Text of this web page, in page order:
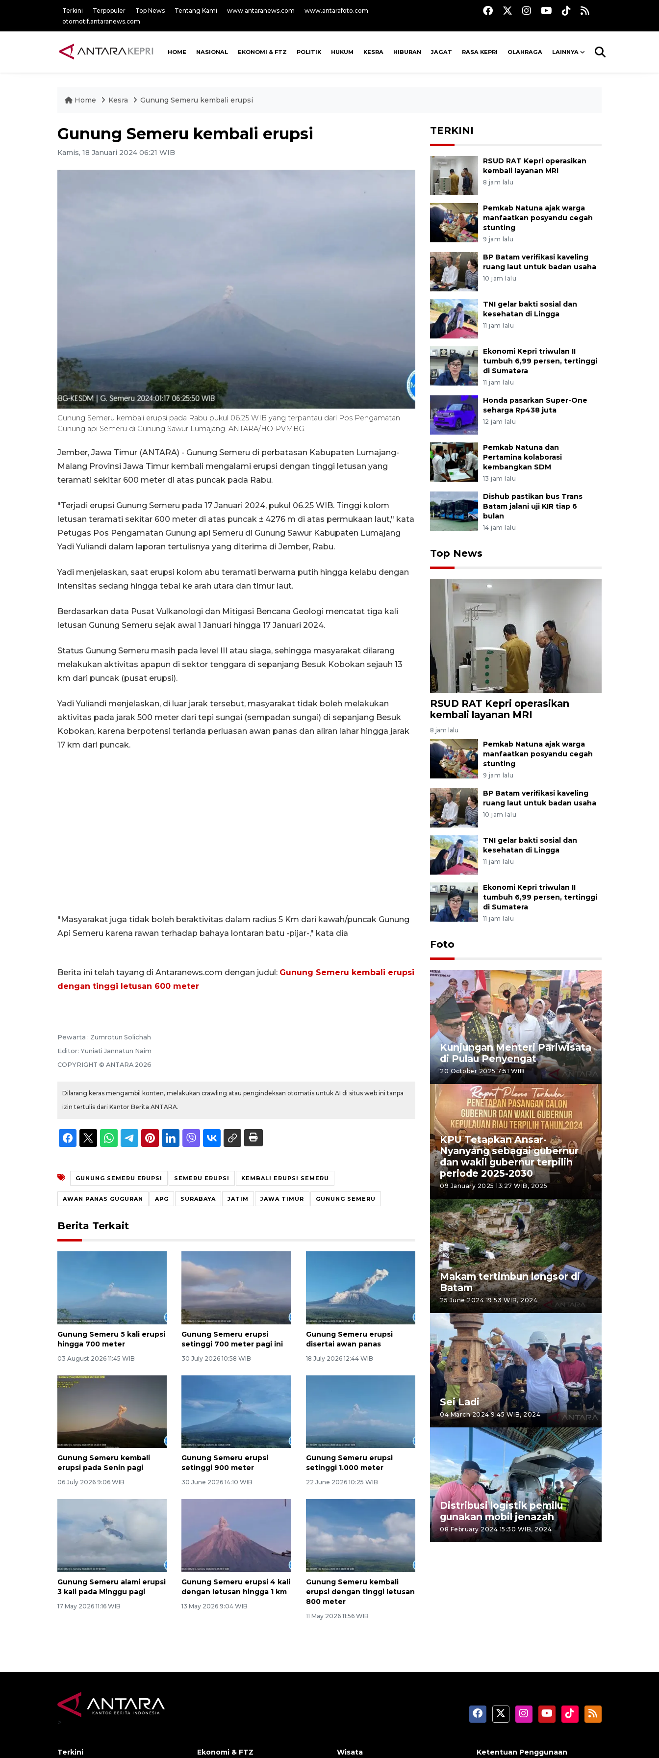
Terkini Terpopuler Top News Tentang Kami www.antaranews.com
www.antarafoto.com
otomotif.antaranews.com
HOME NASIONAL EKONOMI & FTZ POLITIK HUKUM KESRA HIBURAN JAGAT RASA KEPRI OLAHRAGA LAINNYA
Home Kesra Gunung Semeru kembali erupsi
Gunung Semeru kembali erupsi
Kamis, 18 Januari 2024 06:21 WIB
Gunung Semeru kembali erupsi pada Rabu pukul 06.25 WIB yang terpantau dari Pos Pengamatan
Gunung api Semeru di Gunung Sawur Lumajang. ANTARA/HO-PVMBG.
Jember, Jawa Timur (ANTARA) - Gunung Semeru di perbatasan Kabupaten Lumajang-
Malang Provinsi Jawa Timur kembali mengalami erupsi dengan tinggi letusan yang
teramati sekitar 600 meter di atas puncak pada Rabu.
"Terjadi erupsi Gunung Semeru pada 17 Januari 2024, pukul 06.25 WIB. Tinggi kolom
letusan teramati sekitar 600 meter di atas puncak ± 4276 m di atas permukaan laut," kata
Petugas Pos Pengamatan Gunung api Semeru di Gunung Sawur Kabupaten Lumajang
Yadi Yuliandi dalam laporan tertulisnya yang diterima di Jember, Rabu.
Yadi menjelaskan, saat erupsi kolom abu teramati berwarna putih hingga kelabu dengan
intensitas sedang hingga tebal ke arah utara dan timur laut.
Berdasarkan data Pusat Vulkanologi dan Mitigasi Bencana Geologi mencatat tiga kali
letusan Gunung Semeru sejak awal 1 Januari hingga 17 Januari 2024.
Status Gunung Semeru masih pada level III atau siaga, sehingga masyarakat dilarang
melakukan aktivitas apapun di sektor tenggara di sepanjang Besuk Kobokan sejauh 13
km dari puncak (pusat erupsi).
Yadi Yuliandi menjelaskan, di luar jarak tersebut, masyarakat tidak boleh melakukan
aktivitas pada jarak 500 meter dari tepi sungai (sempadan sungai) di sepanjang Besuk
Kobokan, karena berpotensi terlanda perluasan awan panas dan aliran lahar hingga jarak
17 km dari puncak.
"Masyarakat juga tidak boleh beraktivitas dalam radius 5 Km dari kawah/puncak Gunung
Api Semeru karena rawan terhadap bahaya lontaran batu -pijar-," kata dia
Berita ini telah tayang di Antaranews.com dengan judul: Gunung Semeru kembali erupsi
dengan tinggi letusan 600 meter
Pewarta : Zumrotun Solichah
Editor: Yuniati Jannatun Naim
COPYRIGHT © ANTARA 2026
Dilarang keras mengambil konten, melakukan crawling atau pengindeksan otomatis untuk AI di situs web ini tanpa
izin tertulis dari Kantor Berita ANTARA.
GUNUNG SEMERU ERUPSI SEMERU ERUPSI KEMBALI ERUPSI SEMERU
AWAN PANAS GUGURAN APG SURABAYA JATIM JAWA TIMUR GUNUNG SEMERU
Berita Terkait
Gunung Semeru 5 kali erupsi
hingga 700 meter
03 August 2026 11:45 WIB
Gunung Semeru erupsi
setinggi 700 meter pagi ini
30 July 2026 10:58 WIB
Gunung Semeru erupsi
disertai awan panas
18 July 2026 12:44 WIB
Gunung Semeru kembali
erupsi pada Senin pagi
06 July 2026 9:06 WIB
Gunung Semeru erupsi
setinggi 900 meter
30 June 2026 14:10 WIB
Gunung Semeru erupsi
setinggi 1.000 meter
22 June 2026 10:25 WIB
Gunung Semeru alami erupsi
3 kali pada Minggu pagi
17 May 2026 11:16 WIB
Gunung Semeru erupsi 4 kali
dengan letusan hingga 1 km
13 May 2026 9:04 WIB
Gunung Semeru kembali
erupsi dengan tinggi letusan
800 meter
11 May 2026 11:56 WIB
TERKINI
RSUD RAT Kepri operasikan
kembali layanan MRI
8 jam lalu
Pemkab Natuna ajak warga
manfaatkan posyandu cegah
stunting
9 jam lalu
BP Batam verifikasi kaveling
ruang laut untuk badan usaha
10 jam lalu
TNI gelar bakti sosial dan
kesehatan di Lingga
11 jam lalu
Ekonomi Kepri triwulan II
tumbuh 6,99 persen, tertinggi
di Sumatera
11 jam lalu
Honda pasarkan Super-One
seharga Rp438 juta
12 jam lalu
Pemkab Natuna dan
Pertamina kolaborasi
kembangkan SDM
13 jam lalu
Dishub pastikan bus Trans
Batam jalani uji KIR tiap 6
bulan
14 jam lalu
Top News
RSUD RAT Kepri operasikan
kembali layanan MRI
8 jam lalu
Pemkab Natuna ajak warga
manfaatkan posyandu cegah
stunting
9 jam lalu
BP Batam verifikasi kaveling
ruang laut untuk badan usaha
10 jam lalu
TNI gelar bakti sosial dan
kesehatan di Lingga
11 jam lalu
Ekonomi Kepri triwulan II
tumbuh 6,99 persen, tertinggi
di Sumatera
11 jam lalu
Foto
Kunjungan Menteri Pariwisata
di Pulau Penyengat
20 October 2025 7:51 WIB
KPU Tetapkan Ansar-
Nyanyang sebagai gubernur
dan wakil gubernur terpilih
periode 2025-2030
09 January 2025 13:27 WIB, 2025
Makam tertimbun longsor di
Batam
25 June 2024 19:53 WIB, 2024
Sei Ladi
04 March 2024 9:45 WIB, 2024
Distribusi logistik pemilu
gunakan mobil jenazah
08 February 2024 15:30 WIB, 2024
>
Terkini Ekonomi & FTZ Wisata Ketentuan Penggunaan